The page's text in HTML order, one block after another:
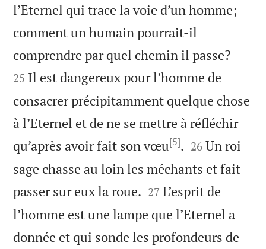
l’Eternel qui trace la voie d’un homme;
comment un humain pourrait-il
comprendre par quel chemin il passe?
25 Il est dangereux pour l’homme de
consacrer précipitamment quelque chose
à l’Eternel et de ne se mettre à réfléchir
qu’après avoir fait son vœu[5]. 

26 Un roi
sage chasse au loin les méchants et fait
passer sur eux la roue. 

27 L’esprit de
l’homme est une lampe que l’Eternel a
donnée et qui sonde les profondeurs de